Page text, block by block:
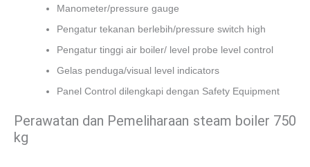
Manometer/pressure gauge
Pengatur tekanan berlebih/pressure switch high
Pengatur tinggi air boiler/ level probe level control
Gelas penduga/visual level indicators
Panel Control dilengkapi dengan Safety Equipment
Perawatan dan Pemeliharaan steam boiler 750
kg